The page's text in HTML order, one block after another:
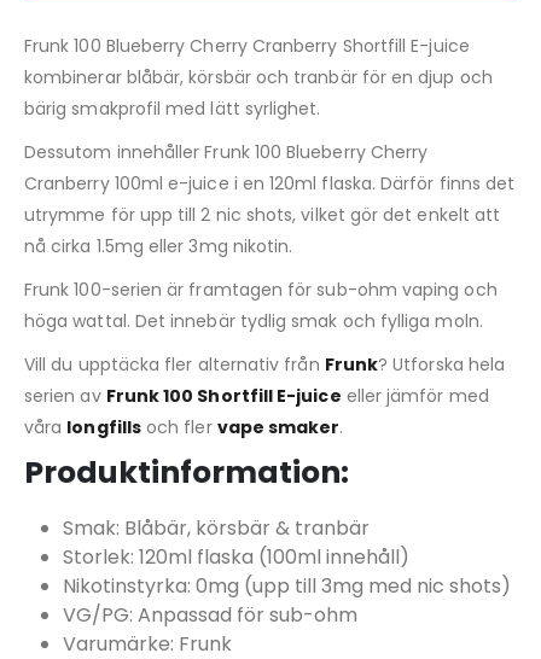
Frunk 100 Blueberry Cherry Cranberry Shortfill E-juice
kombinerar blåbär, körsbär och tranbär för en djup och
bärig smakprofil med lätt syrlighet.
Dessutom innehåller Frunk 100 Blueberry Cherry
Cranberry 100ml e-juice i en 120ml flaska. Därför finns det
utrymme för upp till 2 nic shots, vilket gör det enkelt att
nå cirka 1.5mg eller 3mg nikotin.
Frunk 100-serien är framtagen för sub-ohm vaping och
höga wattal. Det innebär tydlig smak och fylliga moln.
Vill du upptäcka fler alternativ från Frunk? Utforska hela
serien av Frunk 100 Shortfill E-juice eller jämför med
våra longfills och fler vape smaker.
Produktinformation:
Smak: Blåbär, körsbär & tranbär
Storlek: 120ml flaska (100ml innehåll)
Nikotinstyrka: 0mg (upp till 3mg med nic shots)
VG/PG: Anpassad för sub-ohm
Varumärke: Frunk